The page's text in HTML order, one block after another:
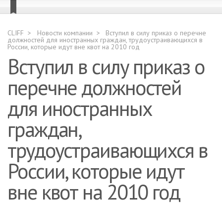
CLIFF Новости компании Вступил в силу приказ о перечне
должностей для иностранных граждан, трудоустраивающихся в
России, которые идут вне квот на 2010 год
Вступил в силу приказ о
перечне должностей
для иностранных
граждан,
трудоустраивающихся в
России, которые идут
вне квот на 2010 год